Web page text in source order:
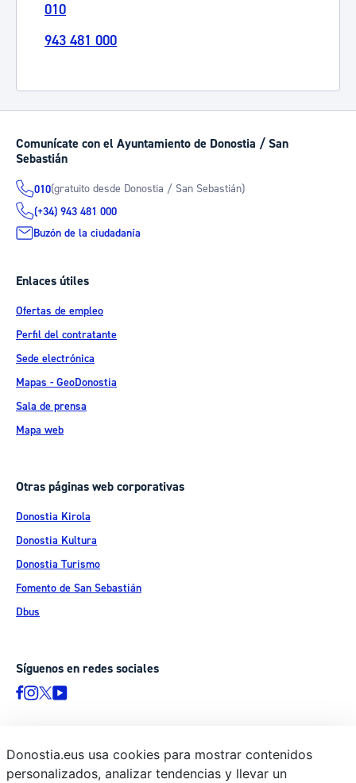
010
943 481 000
Comunícate con el Ayuntamiento de Donostia / San
Sebastián
010(gratuito desde Donostia / San Sebastián)
(+34) 943 481 000
Buzón de la ciudadanía
Enlaces útiles
Ofertas de empleo
Perfil del contratante
Sede electrónica
Mapas - GeoDonostia
Sala de prensa
Mapa web
Otras páginas web corporativas
Donostia Kirola
Donostia Kultura
Donostia Turismo
Fomento de San Sebastián
Dbus
Síguenos en redes sociales
© Donostiako Udala - Ayuntamiento de Donostia / San Sebastián
Ijentea 1, 20003 Donostia / San Sebastián
Donostia.eus usa cookies para mostrar contenidos
personalizados, analizar tendencias y llevar un